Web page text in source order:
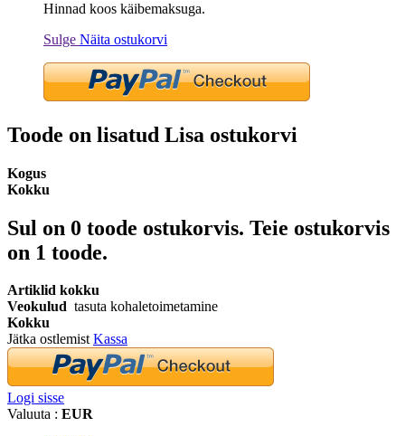
Hinnad koos käibemaksuga.
Sulge Näita ostukorvi
Toode on lisatud Lisa ostukorvi
Kogus
Kokku
Sul on 0 toode ostukorvis. Teie ostukorvis
on 1 toode.
Artiklid kokku
Veokulud tasuta kohaletoimetamine
Kokku
Jätka ostlemistKassa
Logi sisse
Valuuta : EUR